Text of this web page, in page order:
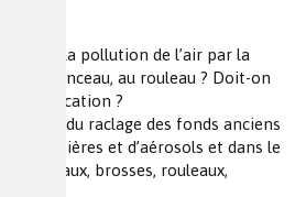
de la pollution de l’air par la
vs au pinceau, au rouleau ? Doit-on
d’application ?
lors du raclage des fonds anciens
poussières et d’aérosols et dans le
: pinceaux, brosses, rouleaux,